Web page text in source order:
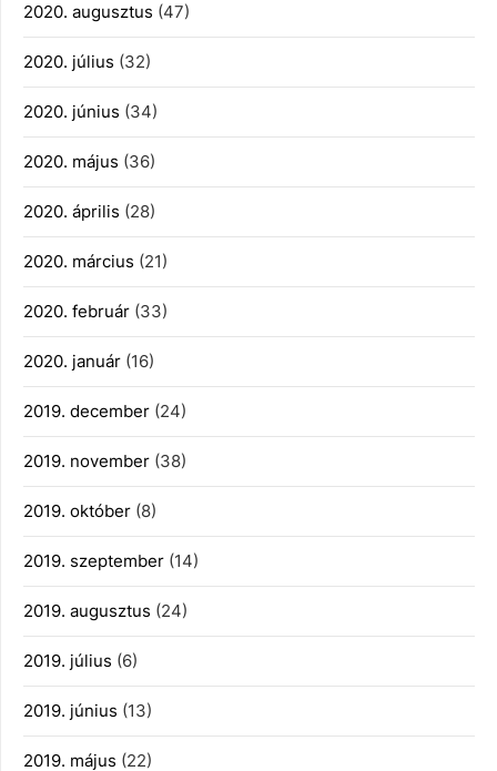
2020. augusztus (47)
2020. július (32)
2020. június (34)
2020. május (36)
2020. április (28)
2020. március (21)
2020. február (33)
2020. január (16)
2019. december (24)
2019. november (38)
2019. október (8)
2019. szeptember (14)
2019. augusztus (24)
2019. július (6)
2019. június (13)
2019. május (22)